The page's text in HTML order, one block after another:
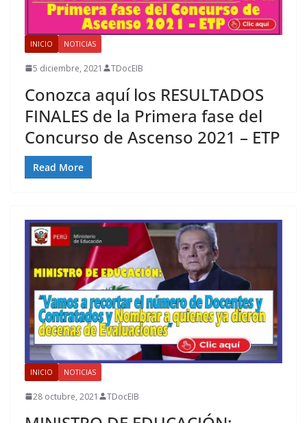
INICIO NOTICIAS
5 diciembre, 2021 TDocEIB
Conozca aquí los RESULTADOS
FINALES de la Primera fase del
Concurso de Ascenso 2021 – ETP
Read More
INICIO NOTICIAS
28 octubre, 2021 TDocEIB